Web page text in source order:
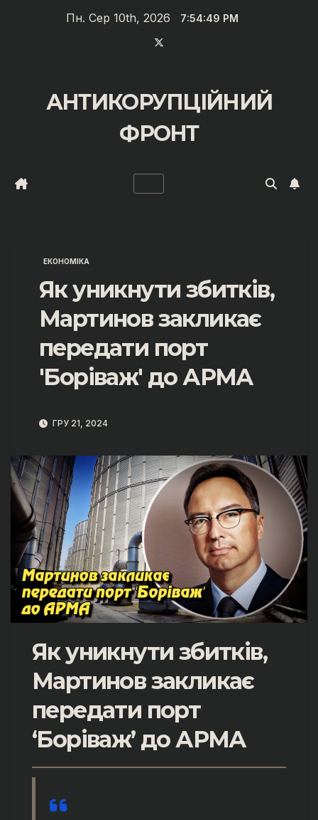
Пн. Сер 10th, 2026 7:54:50 PM
АНТИКОРУПЦІЙНИЙ
ФРОНТ
ЕКОНОМІКА
Як уникнути збитків,
Мартинов закликає
передати порт
'Боріваж' до АРМА
ГРУ 21, 2024
Як уникнути збитків,
Мартинов закликає
передати порт
‘Боріваж’ до АРМА